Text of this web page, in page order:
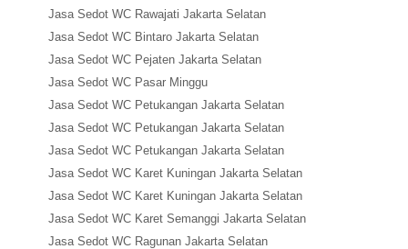
Jasa Sedot WC Rawajati Jakarta Selatan
Jasa Sedot WC Bintaro Jakarta Selatan
Jasa Sedot WC Pejaten Jakarta Selatan
Jasa Sedot WC Pasar Minggu
Jasa Sedot WC Petukangan Jakarta Selatan
Jasa Sedot WC Petukangan Jakarta Selatan
Jasa Sedot WC Petukangan Jakarta Selatan
Jasa Sedot WC Karet Kuningan Jakarta Selatan
Jasa Sedot WC Karet Kuningan Jakarta Selatan
Jasa Sedot WC Karet Semanggi Jakarta Selatan
Jasa Sedot WC Ragunan Jakarta Selatan